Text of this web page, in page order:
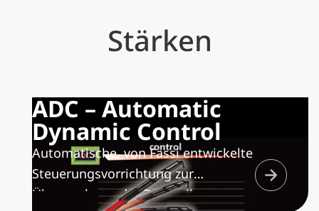
Stärken
ADC – Automatic
Dynamic Control
Automatische, von Fassi entwickelte
Steuerungsvorrichtung zur
Überwachung der Dynamik